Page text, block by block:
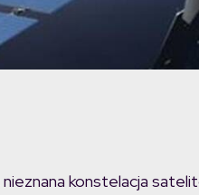
konstelacja